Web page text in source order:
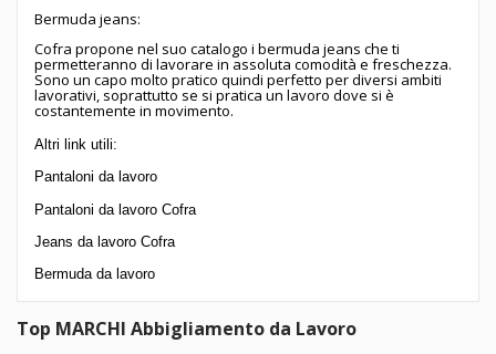
Bermuda jeans:
Cofra propone nel suo catalogo i bermuda jeans che ti
permetteranno di lavorare in assoluta comodità e freschezza.
Sono un capo molto pratico quindi perfetto per diversi ambiti
lavorativi, soprattutto se si pratica un lavoro dove si è
costantemente in movimento.
Altri link utili:
Pantaloni da lavoro
Pantaloni da lavoro Cofra
Jeans da lavoro Cofra
Bermuda da lavoro
Top MARCHI Abbigliamento da Lavoro